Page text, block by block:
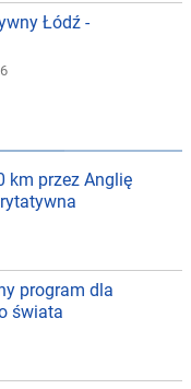
Łódź -
km przez Anglię
program dla
świata